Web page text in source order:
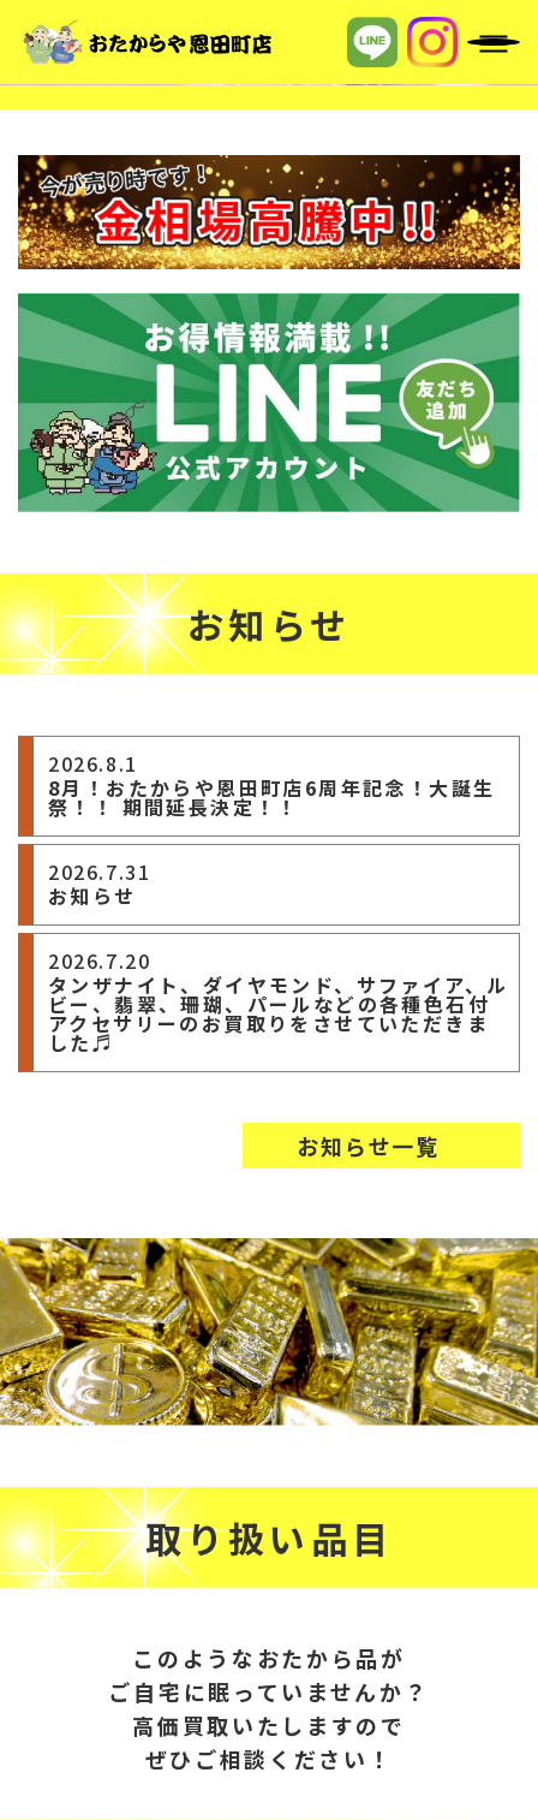
お知らせ
2026.8.1
8月！おたからや恩田町店6周年記念！大誕生
祭！！ 期間延長決定！！
2026.7.31
お知らせ
2026.7.20
タンザナイト、ダイヤモンド、サファイア、ル
ビー、翡翠、珊瑚、パールなどの各種色石付
アクセサリーのお買取りをさせていただきま
した♬
お知らせ一覧
取り扱い品目
このようなおたから品が
ご自宅に眠っていませんか？
高価買取いたしますので
ぜひご相談ください！